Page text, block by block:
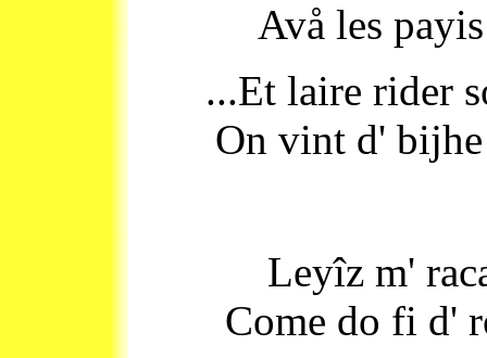
Avå les
...Et laire rider
On vint d' bijhe
Leyîz m'
Come do fi d'